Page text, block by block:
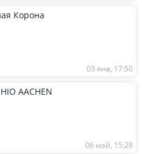
Корона
03 янв, 17:50
AACHEN
06 май, 15:28